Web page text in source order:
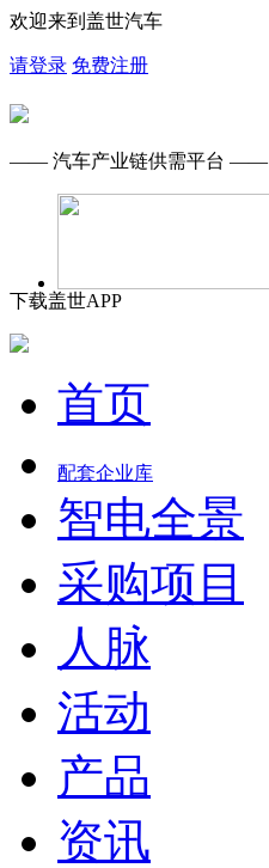
欢迎来到盖世汽车
请登录 免费注册
—— 汽车产业链供需平台 ——
下载盖世APP
首页
配套企业库
智电全景
采购项目
人脉
活动
产品
资讯